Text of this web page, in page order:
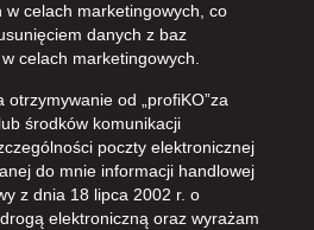
w celach marketingowych, co
danych z baz
celach marketingowych.
otrzymywanie od „profiKO”za
środków komunikacji
poczty elektronicznej
do mnie informacji handlowej
z dnia 18 lipca 2002 r. o
elektroniczną oraz wyrażam